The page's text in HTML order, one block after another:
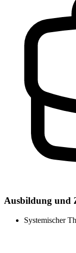
Ausbildung und
Systemischer